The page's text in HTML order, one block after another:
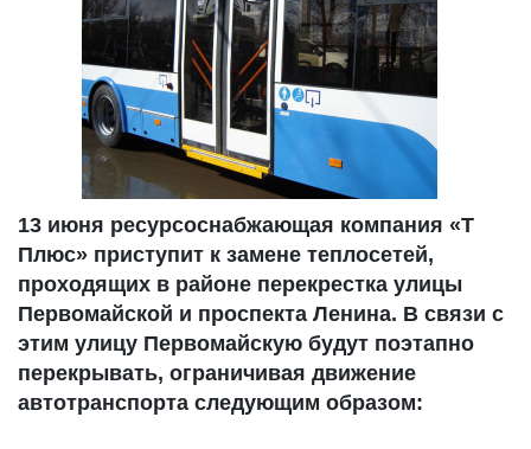
13 июня ресурсоснабжающая компания «Т
Плюс» приступит к замене теплосетей,
проходящих в районе перекрестка улицы
Первомайской и проспекта Ленина. В связи с
этим улицу Первомайскую будут поэтапно
перекрывать, ограничивая движение
автотранспорта следующим образом: